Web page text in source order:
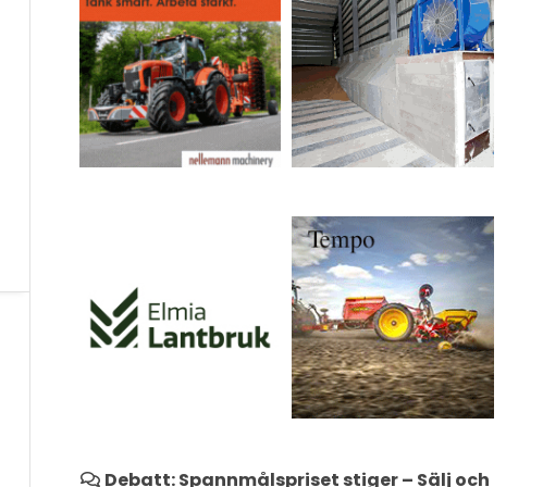
Debatt: Spannmålspriset stiger – Sälj och